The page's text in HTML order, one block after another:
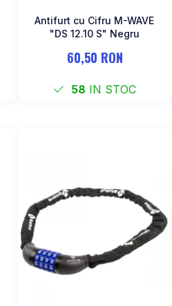
Antifurt cu Cifru M-WAVE
"DS 12.10 S" Negru
60,50 RON
58 IN STOC